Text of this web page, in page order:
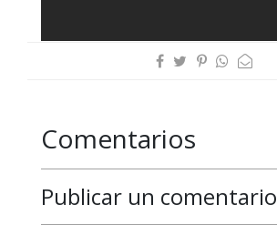
Comentarios
Publicar un comentario